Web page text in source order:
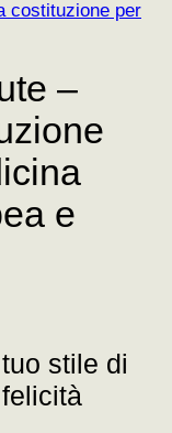
–
e
stile di